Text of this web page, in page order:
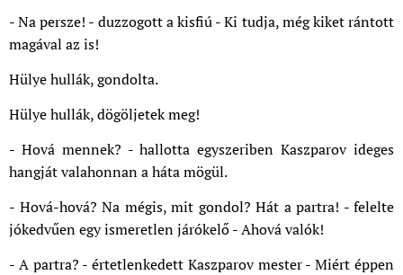
- Na persze! - duzzogott a kisfiú - Ki tudja, még kiket rántott
magával az is!
Hülye hullák, gondolta.
Hülye hullák, dögöljetek meg!
- Hová mennek? - hallotta egyszeriben Kaszparov ideges
hangját valahonnan a háta mögül.
- Hová-hová? Na mégis, mit gondol? Hát a partra! - felelte
jókedvűen egy ismeretlen járókelő - Ahová valók!
- A partra? - értetlenkedett Kaszparov mester - Miért éppen